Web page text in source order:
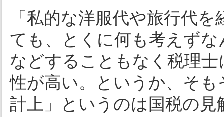
「私的な洋服代や旅行代
ても、とくに何も考えず
などすることもなく税理
性が高い。というか、そ
計上」というのは国税の